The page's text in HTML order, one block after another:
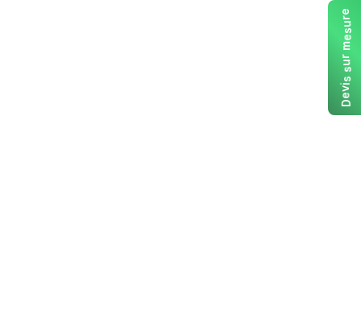
D
e
v
i
s
s
u
r
m
e
s
u
r
e